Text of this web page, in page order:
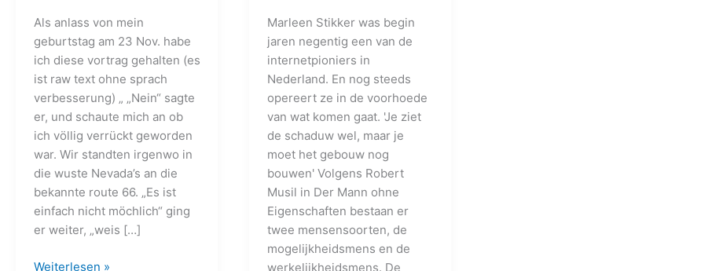
Als anlass von mein
geburtstag am 23 Nov. habe
ich diese vortrag gehalten (es
ist raw text ohne sprach
verbesserung) „ „Nein“ sagte
er, und schaute mich an ob
ich völlig verrückt geworden
war. Wir standten irgenwo in
die wuste Nevada’s an die
bekannte route 66. „Es ist
einfach nicht möchlich“ ging
er weiter, „weis […]
geburtstag
Weiterlesen »
Marleen Stikker was begin
jaren negentig een van de
internetpioniers in
Nederland. En nog steeds
opereert ze in de voorhoede
van wat komen gaat. 'Je ziet
de schaduw wel, maar je
moet het gebouw nog
bouwen' Volgens Robert
Musil in Der Mann ohne
Eigenschaften bestaan er
twee mensensoorten, de
mogelijkheidsmens en de
werkelijkheidsmens. De